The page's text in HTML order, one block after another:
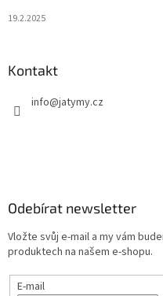
19.2.2025
Kontakt
info@jatymy.cz
Odebírat newsletter
Vložte svůj e-mail a my vám
produktech na našem e-shopu.
E-mail